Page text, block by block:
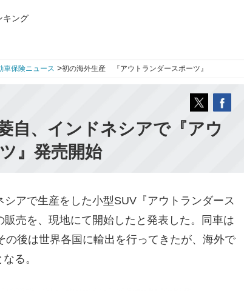
キング
車保険ニュース >初の海外生産 『アウトランダースポーツ』
自、インドネシアで『アウ
』発売開始
アで生産をした小型SUV『アウトランダース
売を、現地にて開始したと発表した。同車は
の後は世界各国に輸出を行ってきたが、海外で
る。